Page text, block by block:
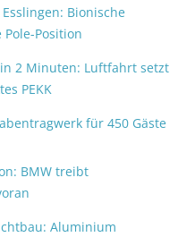
Bionische
Position
2 Minuten: Luftfahrt setzt
PEKK
für 450 Gäste
BMW treibt
Aluminium